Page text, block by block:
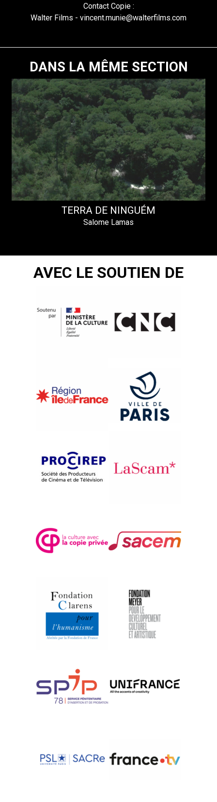
Contact Copie :
Walter Films - vincent.munie@walterfilms.com
DANS LA MÊME SECTION
TERRA DE NINGUÉM
Salome Lamas
AVEC LE SOUTIEN DE